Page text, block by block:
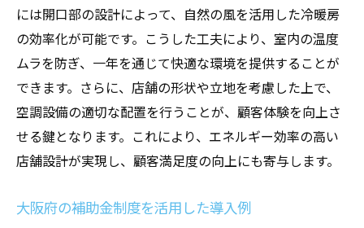
には開口部の設計によって、自然の風を活用した冷暖房
の効率化が可能です。こうした工夫により、室内の温度
ムラを防ぎ、一年を通じて快適な環境を提供することが
できます。さらに、店舗の形状や立地を考慮した上で、
空調設備の適切な配置を行うことが、顧客体験を向上さ
せる鍵となります。これにより、エネルギー効率の高い
店舗設計が実現し、顧客満足度の向上にも寄与します。
大阪府の補助金制度を活用した導入例